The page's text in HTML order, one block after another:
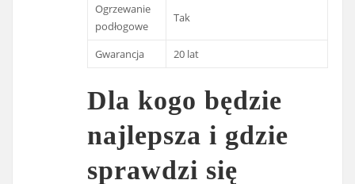
Ogrzewanie
podłogowe
Tak
Gwarancja 20 lat
Dla kogo będzie
najlepsza i gdzie
sprawdzi się